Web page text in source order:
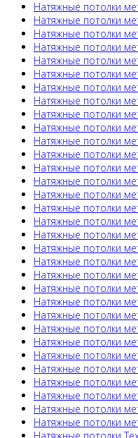
Натяжные потолки
Натяжные потолки
Натяжные потолки
Натяжные потолки
Натяжные потолки
Натяжные потолки
Натяжные потолки
Натяжные потолки
Натяжные потолки
Натяжные потолки
Натяжные потолки
Натяжные потолки
Натяжные потолки
Натяжные потолки
Натяжные потолки
Натяжные потолки
Натяжные потолки
Натяжные потолки
Натяжные потолки
Натяжные потолки
Натяжные потолки
Натяжные потолки
Натяжные потолки
Натяжные потолки
Натяжные потолки
Натяжные потолки
Натяжные потолки
Натяжные потолки
Натяжные потолки
Натяжные потолки
Натяжные потолки
Натяжные потолки